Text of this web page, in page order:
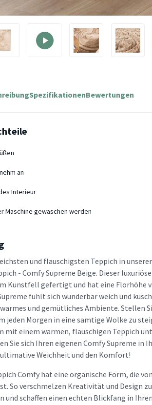
SpezifikationenBewertungen
an
Interieur
Maschine gewaschen werden
und flauschigsten Teppich in
- Comfy Supreme Beige. Dieser
Kunstfell gefertigt und hat eine Florhöhe
fühlt sich wunderbar weich und
und gemütliches Ambiente. Stellen
jeden Morgen in eine samtige Wolke zu
mit einem warmen, flauschigen Teppich
Sie sich Ihren eigenen Comfy Supreme in
Weichheit und den Komfort!
Comfy hat eine organische Form, die
So verschmelzen Kreativität und Design
und schaffen einen echten Blickfang in